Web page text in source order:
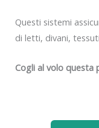
Questi sistemi
di letti, divani,
Cogli al volo questa